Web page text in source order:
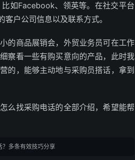
如Facebook、领英等。在社交平台
户公司信息以及联系方式。
的商品展销会，外贸业务员可在工作
察看一些有购买意向的产品，此时我
的，能够主动地与采购员搭话，拿到
么找采购电话的全部介绍，希望能帮
？多条有效技巧分享